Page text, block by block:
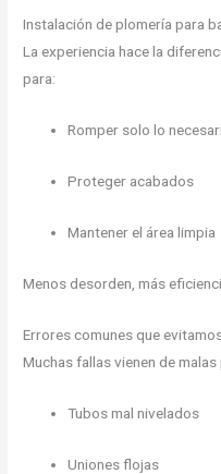
Instalación de plomería para
La experiencia hace la
para:
Romper solo lo
Proteger acabados
Mantener el área limpia
Menos desorden, más
Errores comunes que
Muchas fallas vienen de
Tubos mal nivelados
Uniones flojas